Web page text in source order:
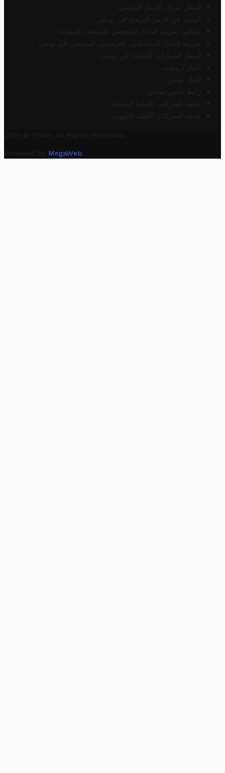
أسعار صرف الدينار التونسي
البحث عن الرمز البريدي في تونس
محاكي ضريبة الدخل الشخصي للموظف/المتقاعد
ضريبة الدخل للمتقاعدين الفرنسيين المقيمين في تونس
أسعار السيارات الجديدة في تونس
أخبار تروفيت
أخبار تونس
رابط خلفي مجاني
قائمة الشركات الأهلية المحلية
قائمة الشركات الأهلية الجهوية
2025 © Trovit. All Rights Reserved.
Powered By MegaWeb